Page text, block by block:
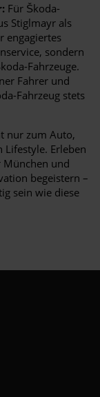
Für Škoda-
Stiglmayr als
engagiertes
sondern
Fahrzeuge.
Fahrer und
Fahrzeug stets
nur zum Auto,
Erleben
München und
begeistern –
sein wie diese